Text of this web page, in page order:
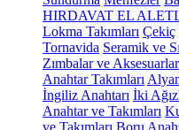
HIRDAVAT EL
Lokma Takımları Çekiç
Tornavida Seramik ve
Zımbalar ve
Anahtar Takımları
İngiliz Anahtarı İki
Anahtar ve Takımları
ve Takımları Boru